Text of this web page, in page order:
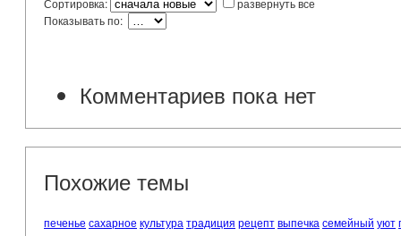
Показывать по:
Комментариев пока нет
Похожие темы
печенье сахарное культура традиция рецептвыпечка семейный уют